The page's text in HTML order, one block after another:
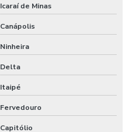
Icaraí de Minas
Canápolis
Ninheira
Delta
Itaipé
Fervedouro
Capitólio